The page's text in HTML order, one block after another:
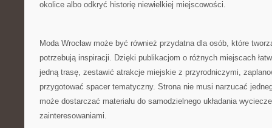
okolice albo odkryć historię niewielkiej miejscowości.
Moda Wrocław może być również przydatna dla osób, które
potrzebują inspiracji. Dzięki publikacjom o różnych miejscach
jedną trasę, zestawić atrakcje miejskie z przyrodniczymi,
przygotować spacer tematyczny. Strona nie musi narzucać
może dostarczać materiału do samodzielnego układania
zainteresowaniami.